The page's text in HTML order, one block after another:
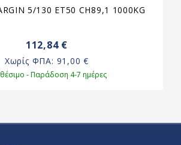
5/130 ET50 CH89,1 1000KG
112,84 €
Χωρίς ΦΠΑ: 91,00 €
- Παράδοση 4-7 ημέρες